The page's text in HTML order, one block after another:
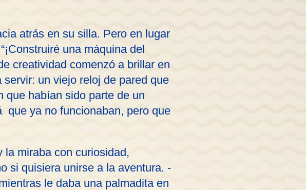
atrás en su silla. Pero en lugar
una máquina del
creatividad comenzó a brillar en
un viejo reloj de pared que
que habían sido parte de un
que ya no funcionaban, pero que
la miraba con curiosidad,
si quisiera unirse a la aventura. -
le daba una palmadita en